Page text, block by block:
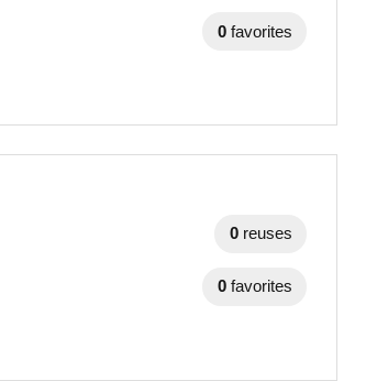
0 favorites
0 reuses
0 favorites